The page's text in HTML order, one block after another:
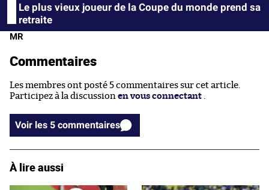
Le plus vieux joueur de la Coupe du monde prend sa
retraite
MR
Commentaires
Les membres ont posté 5 commentaires sur cet article.
Participez à la discussion en vous connectant
Voir les 5 commentaires
À lire aussi